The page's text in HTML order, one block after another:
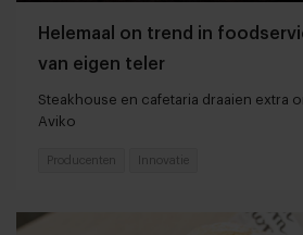
Helemaal on trend in
van eigen teler
Steakhouse en cafetaria draaien extra
Aviko
Producenten Innovatie